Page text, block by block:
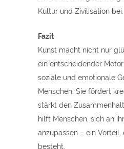
Kultur und Zivilisation bei.
Fazit
Kunst macht nicht nur
ein entscheidender
soziale und emotionale
Menschen. Sie fördert
stärkt den
hilft Menschen, sich an
anzupassen – ein
besteht.